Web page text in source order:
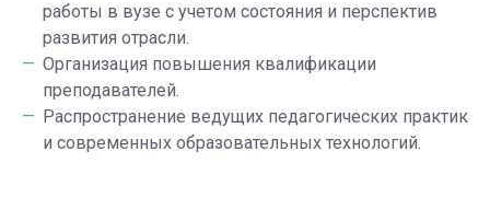
работы в вузе с учетом состояния и перспектив
развития отрасли.
Организация повышения квалификации
преподавателей.
Распространение ведущих педагогических практик
и современных образовательных технологий.